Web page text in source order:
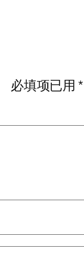
必填项已用*